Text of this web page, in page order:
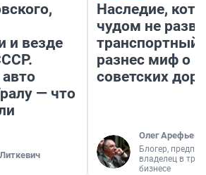
и везде
— что
Наследие,
чудом не
транспортный
разнес миф о
советских
Олег Арефьев
Блогер,
владелец в
бизнесе